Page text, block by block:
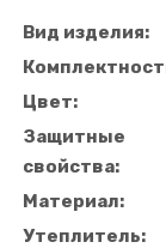
Вид изделия:
Цвет:
Защитные
свойства:
Материал:
Утеплитель: